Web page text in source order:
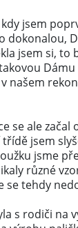
jsem
dokonalou,
jsem si, to
našem
se ale začal
jsem
jsme
různé
se tehdy
s rodiči na